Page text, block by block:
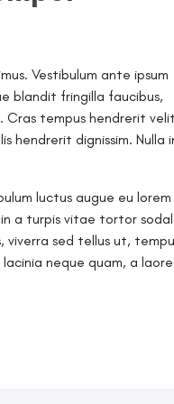
Vestibulum ante ipsum
blandit fringilla faucibus,
Cras tempus hendrerit
hendrerit dignissim. Nulla
luctus augue eu lorem
a turpis vitae tortor
viverra sed tellus ut,
neque quam, a